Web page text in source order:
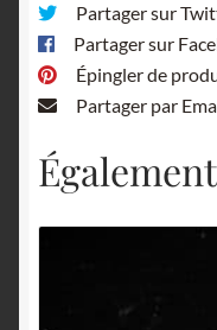
Partager sur
Partager sur
Épingler de
Partager par